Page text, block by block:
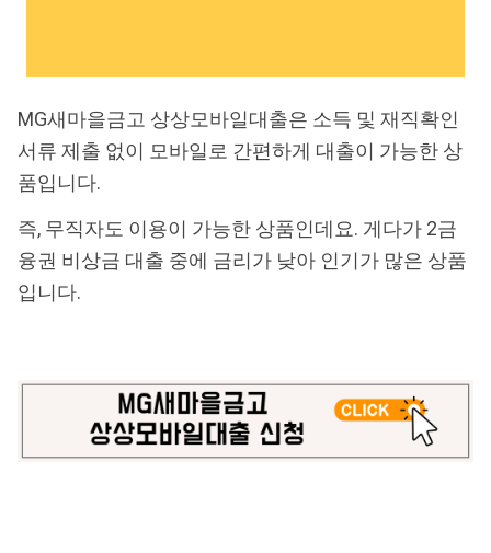
MG새마을금고 상상모바일대출은 소득 및 재직확인
서류 제출 없이 모바일로 간편하게 대출이 가능한 상
품입니다.
즉, 무직자도 이용이 가능한 상품인데요. 게다가 2금
융권 비상금 대출 중에 금리가 낮아 인기가 많은 상품
입니다.